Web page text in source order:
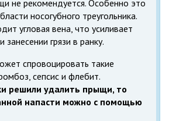
не рекомендуется. Особенно это
носогубного треугольника.
угловая вена, что усиливает
занесении грязи в ранку.
спровоцировать такие
сепсис и флебит.
решили удалить прыщи, то
напасти можно с помощью